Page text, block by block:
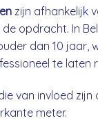
zijn afhankelijk
opdracht. In
dan 10 jaar,
te laten
van invloed
meter.